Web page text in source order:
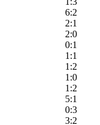
6:2
2:1
2:0
0:1
1:1
1:2
1:0
1:2
5:1
0:3
3:2